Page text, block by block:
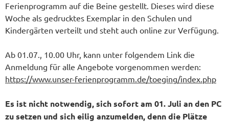
Ferienprogramm auf die Beine gestellt. Dieses wird diese
Woche als gedrucktes Exemplar in den Schulen und
Kindergärten verteilt und steht auch online zur Verfügung.
Ab 01.07., 10.00 Uhr, kann unter folgendem Link die
Anmeldung für alle Angebote vorgenommen werden:
https://www.unser-ferienprogramm.de/toeging/index.php
Es ist nicht notwendig, sich sofort am 01. Juli an den PC
zu setzen und sich eilig anzumelden, denn die Plätze